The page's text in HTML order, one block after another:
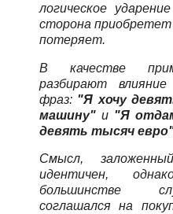
логическое
сторона приобретет
потеряет.
В качестве
разбирают
фраз: "Я хочу
машину" и "Я
девять тысяч
Смысл,
идентичен,
большинстве
соглашался на